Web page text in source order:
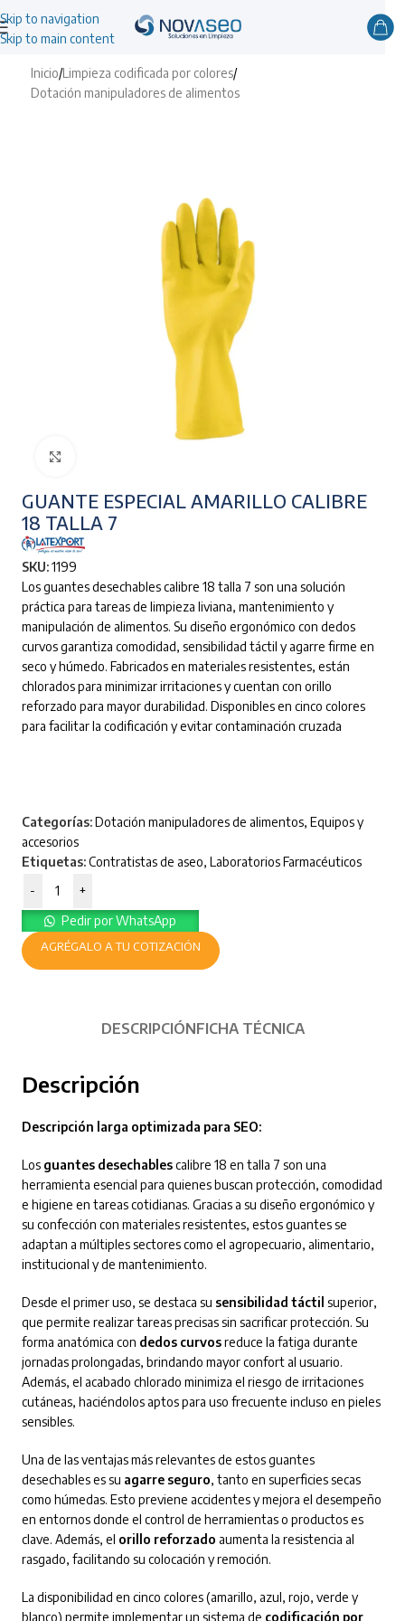
Skip to navigation
Skip to main content
Inicio/Limpieza codificada por colores/
Dotación manipuladores de alimentos
GUANTE ESPECIAL AMARILLO CALIBRE
18 TALLA 7
SKU:1199
Los guantes desechables calibre 18 talla 7 son una solución
práctica para tareas de limpieza liviana, mantenimiento y
manipulación de alimentos. Su diseño ergonómico con dedos
curvos garantiza comodidad, sensibilidad táctil y agarre firme en
seco y húmedo. Fabricados en materiales resistentes, están
chlorados para minimizar irritaciones y cuentan con orillo
reforzado para mayor durabilidad. Disponibles en cinco colores
para facilitar la codificación y evitar contaminación cruzada
Categorías:Dotación manipuladores de alimentos, Equipos y
accesorios
Etiquetas:Contratistas de aseo, Laboratorios Farmacéuticos
-
+
Pedir por WhatsApp
AGRÉGALO A TU COTIZACIÓN
DESCRIPCIÓNFICHA TÉCNICA
Descripción
Descripción larga optimizada para SEO:
Los guantes desechablescalibre 18 en talla 7 son una
herramienta esencial para quienes buscan protección, comodidad
e higiene en tareas cotidianas. Gracias a su diseño ergonómico y
su confección con materiales resistentes, estos guantes se
adaptan a múltiples sectores como el agropecuario, alimentario,
institucional y de mantenimiento.
Desde el primer uso, se destaca su sensibilidad táctil superior,
que permite realizar tareas precisas sin sacrificar protección. Su
forma anatómica con dedos curvosreduce la fatiga durante
jornadas prolongadas, brindando mayor confort al usuario.
Además, el acabado chlorado minimiza el riesgo de irritaciones
cutáneas, haciéndolos aptos para uso frecuente incluso en pieles
sensibles.
Una de las ventajas más relevantes de estos guantes
desechables es su agarre seguro, tanto en superficies secas
como húmedas. Esto previene accidentes y mejora el desempeño
en entornos donde el control de herramientas o productos es
clave. Además, el orillo reforzado aumenta la resistencia al
rasgado, facilitando su colocación y remoción.
La disponibilidad en cinco colores (amarillo, azul, rojo, verde y
blanco) permite implementar un sistema de codificación por